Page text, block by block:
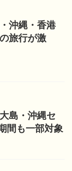
沖縄・香港
旅行が激
島・沖縄セ
間も一部対象